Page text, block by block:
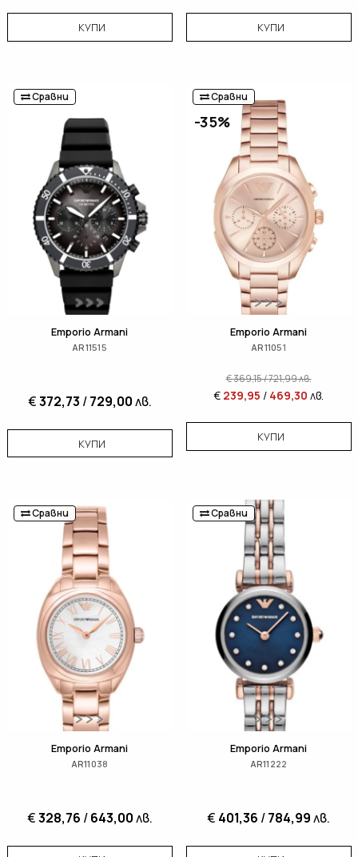
КУПИ КУПИ
Сравни
Emporio Armani
AR11515
€372,73 /729,00лв.
КУПИ
Сравни
-35%
Emporio Armani
AR11051
€369,15/721,99лв.
€ 239,95 / 469,30 лв.
КУПИ
Сравни
Emporio Armani
AR11038
€328,76 /643,00лв.
Сравни
Emporio Armani
AR11222
€ 401,36 /784,99лв.